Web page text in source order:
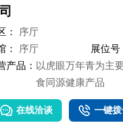
：
序厅
：
序厅 展位号
产品： 以虎眼万年青为主
食同源健康产品
在线洽谈 一键